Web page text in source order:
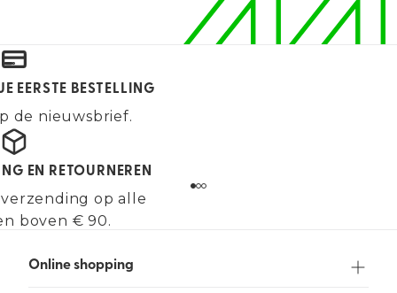
EERSTE BESTELLING
de nieuwsbrief.
EN RETOURNEREN
op alle
boven € 90.
Online shopping